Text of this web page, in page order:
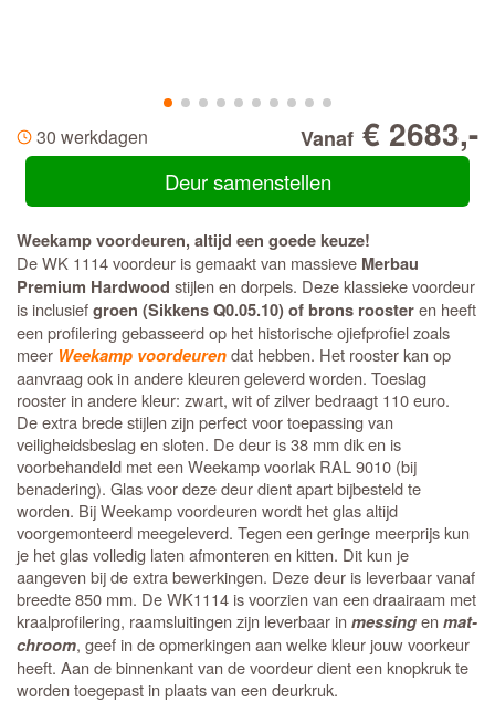
30 werkdagen Vanaf € 2683,-
Deur samenstellen
Weekamp voordeuren, altijd een goede keuze!
De WK 1114 voordeur is gemaakt van massieve Merbau
Premium Hardwood stijlen en dorpels. Deze klassieke voordeur
is inclusiefgroen (Sikkens Q0.05.10) of brons roosteren heeft
een profilering gebasseerd op het historische ojiefprofiel zoals
meer Weekamp voordeurendat hebben. Het rooster kan op
aanvraag ook in andere kleuren geleverd worden. Toeslag
rooster in andere kleur: zwart, wit of zilver bedraagt 110 euro.
De extra brede stijlen zijn perfect voor toepassing van
veiligheidsbeslag en sloten. De deur is 38 mm dik en is
voorbehandeld met een Weekamp voorlak RAL 9010 (bij
benadering). Glas voor deze deur dient apart bijbesteld te
worden. Bij Weekamp voordeuren wordt het glas altijd
voorgemonteerd meegeleverd. Tegen een geringe meerprijs kun
je het glas volledig laten afmonteren en kitten. Dit kun je
aangeven bij de extra bewerkingen. Deze deur is leverbaar vanaf
breedte 850 mm. De WK1114 is voorzien van een draairaam met
kraalprofilering, raamsluitingen zijn leverbaar inmessingenmat-
chroom, geef in de opmerkingen aan welke kleur jouw voorkeur
heeft. Aan de binnenkant van de voordeur dient een knopkruk te
worden toegepast in plaats van een deurkruk.